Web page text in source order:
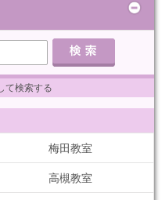
て検索する
梅田教室
高槻教室